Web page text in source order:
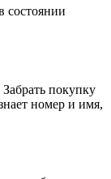
состоянии
покупку
номер и имя,